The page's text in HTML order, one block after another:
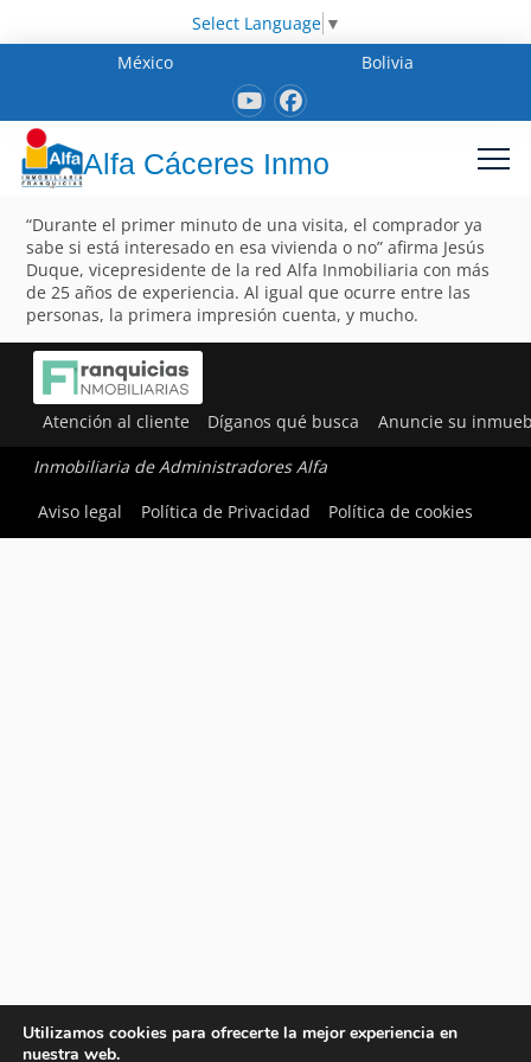
Select Language ▼
México
Bolivia
Alfa Cáceres Inmo
“Durante el primer minuto de una visita, el comprador ya
sabe si está interesado en esa vivienda o no” afirma Jesús
Duque, vicepresidente de la red Alfa Inmobiliaria con más
de 25 años de experiencia. Al igual que ocurre entre las
personas, la primera impresión cuenta, y mucho.
Atención al cliente Díganos qué busca Anuncie su
Inmobiliaria de Administradores Alfa
Aviso legal
Política de Privacidad Política de cookies
Utilizamos cookies para ofrecerte la mejor experiencia en
nuestra web.